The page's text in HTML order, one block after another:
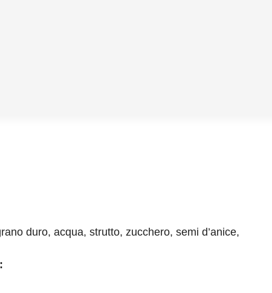
duro, acqua, strutto, zucchero, semi d’anice,